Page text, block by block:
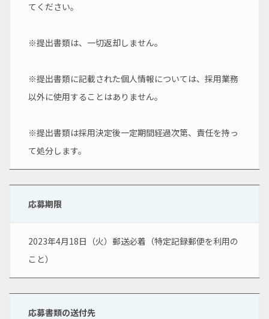
てください。
※提出書類は、一切返却しません。
※提出書類に記載された個人情報については、採用業務
以外に使用することはありません。
※提出書類は採用決定後一定期間経過次第、責任を持っ
て処分します。
応募期限
2023年4月18日（火）郵送必着（特定記録郵便を利用の
こと）
応募書類の送付先